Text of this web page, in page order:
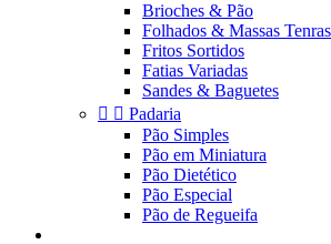
Brioches & Pão
Folhados & Massas Tenras
Fritos Sortidos
Fatias Variadas
Sandes & Baguetes
  Padaria
Pão Simples
Pão em Miniatura
Pão Dietético
Pão Especial
Pão de Regueifa